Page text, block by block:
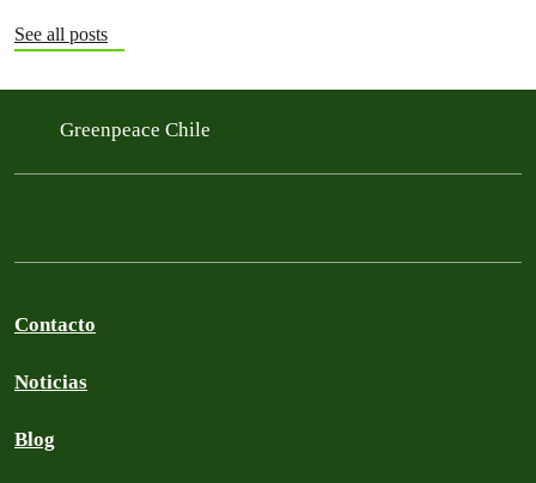
See all posts
Greenpeace Chile
Contacto
Noticias
Blog